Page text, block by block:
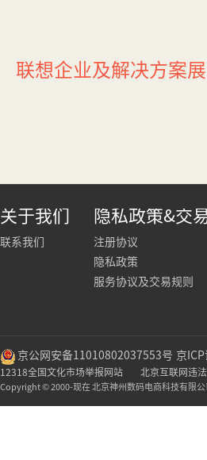
联想企业及解决方案
关于我们
联系我们
隐私政策&交
注册协议
隐私政策
服务协议及交易规则
京公网安备11010802037553号 京
12318全国文化市场举报网站 北京互联网违
Copyright © 2000-现在 北京神州数码电商科技有限